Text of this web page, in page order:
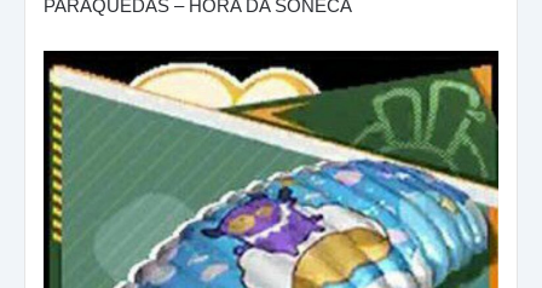
PARAQUEDAS – HORA DA SONECA